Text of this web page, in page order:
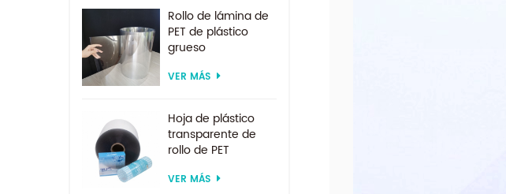
Rollo de lámina de
PET de plástico
grueso
transparente rígido
VER MÁS
Hoja de plástico
transparente de
rollo de PET
encargo de
VER MÁS